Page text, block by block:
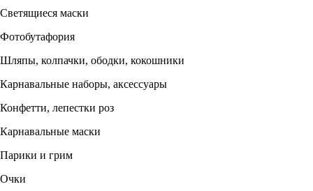
Светящиеся маски
Фотобутафория
Шляпы, колпачки, ободки, кокошники
Карнавальные наборы, аксессуары
Конфетти, лепестки роз
Карнавальные маски
Парики и грим
Очки